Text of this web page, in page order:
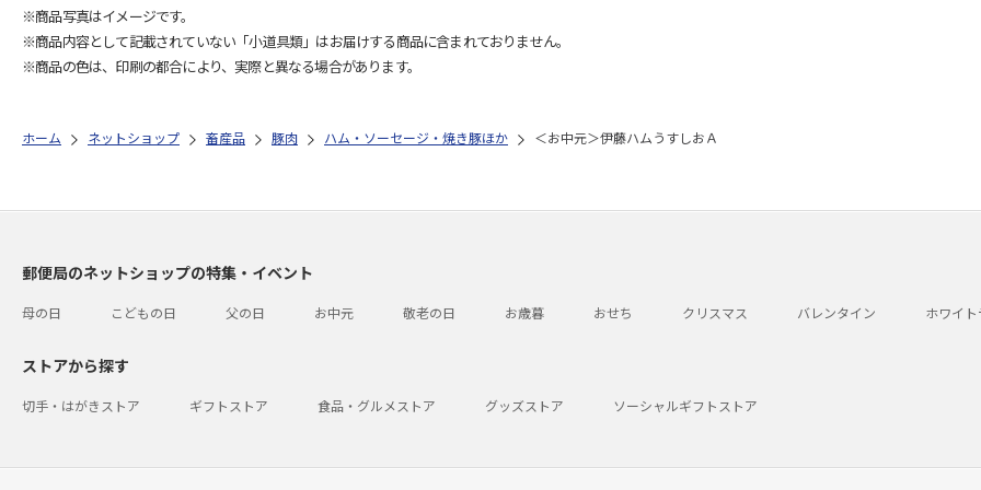
※商品写真はイメージです。
※商品内容として記載されていない「小道具類」はお届けする商品に含まれておりません。
※商品の色は、印刷の都合により、実際と異なる場合があります。
ホーム ネットショップ 畜産品 豚肉 ハム・ソーセージ・焼き豚ほか ＜お中元＞伊藤ハムうすしおＡ
郵便局のネットショップの特集・イベント
母の日 こどもの日 父の日 お中元 敬老の日 お歳暮 おせち クリスマス バレンタイン ホワイ
ストアから探す
切手・はがきストア ギフトストア 食品・グルメストア グッズストア ソーシャルギフトストア